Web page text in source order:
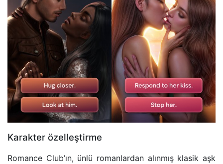
Karakter özelleştirme
Romance Club’ın, ünlü romanlardan alınmış klasik aşk